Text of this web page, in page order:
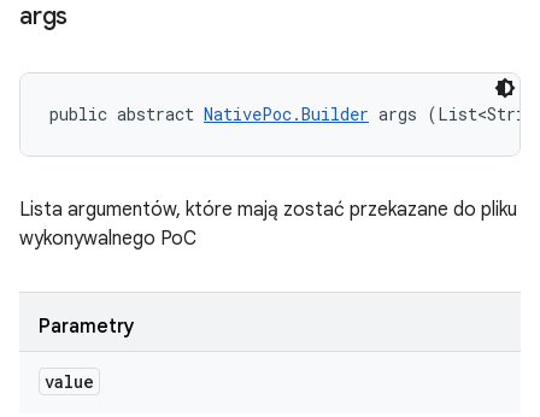
args
public abstract NativePoc.Builder args
Lista argumentów, które mają zostać przekazane do pliku
wykonywalnego PoC
Parametry
value